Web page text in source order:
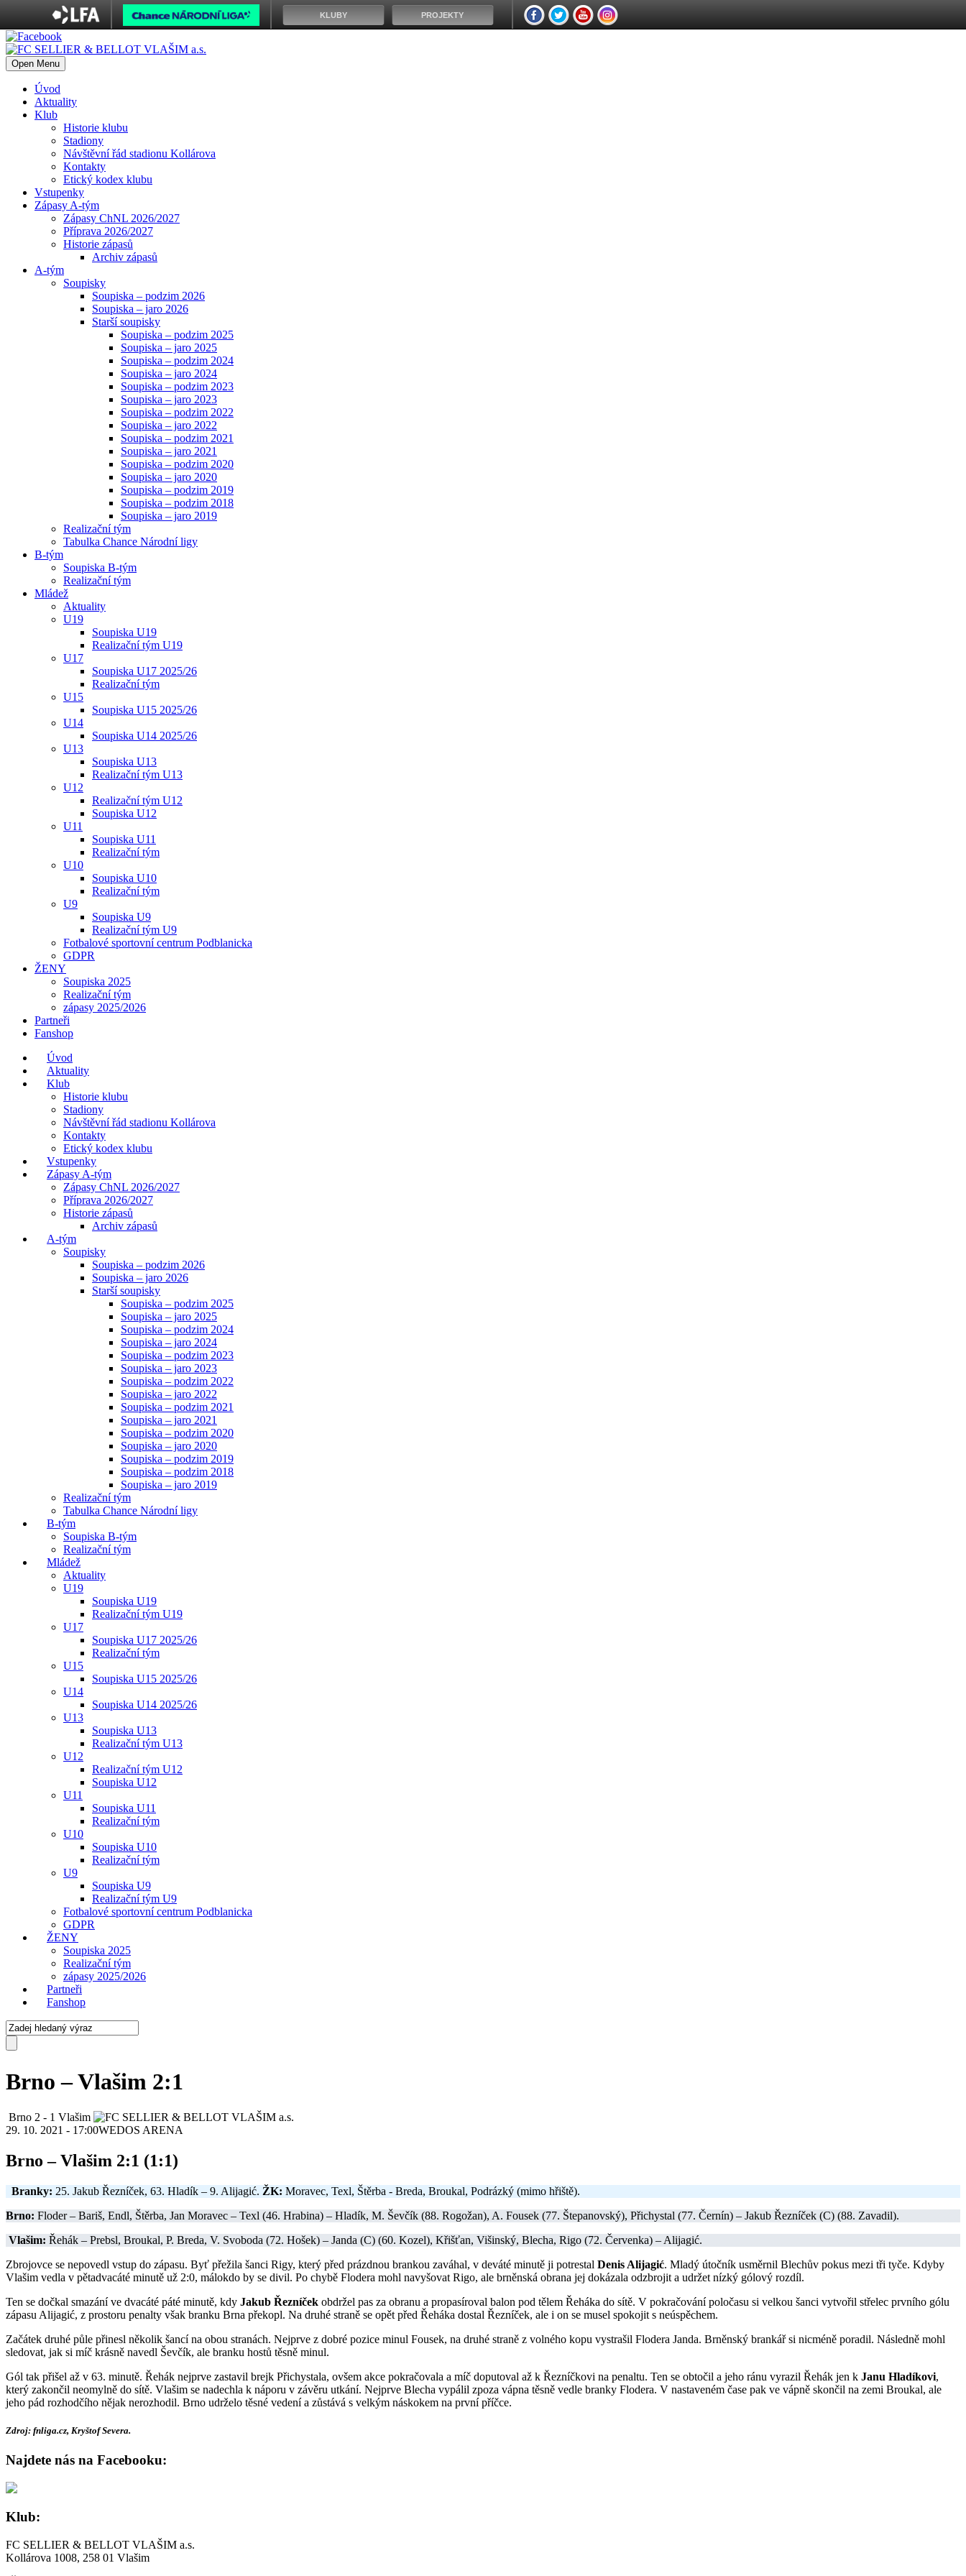
Open Menu
Úvod
Aktuality
Klub
Historie klubu
Stadiony
Návštěvní řád stadionu Kollárova
Kontakty
Etický kodex klubu
Vstupenky
Zápasy A-tým
Zápasy ChNL 2026/2027
Příprava 2026/2027
Historie zápasů
Archiv zápasů
A-tým
Soupisky
Soupiska – podzim 2026
Soupiska – jaro 2026
Starší soupisky
Soupiska – podzim 2025
Soupiska – jaro 2025
Soupiska – podzim 2024
Soupiska – jaro 2024
Soupiska – podzim 2023
Soupiska – jaro 2023
Soupiska – podzim 2022
Soupiska – jaro 2022
Soupiska – podzim 2021
Soupiska – jaro 2021
Soupiska – podzim 2020
Soupiska – jaro 2020
Soupiska – podzim 2019
Soupiska – podzim 2018
Soupiska – jaro 2019
Realizační tým
Tabulka Chance Národní ligy
B-tým
Soupiska B-tým
Realizační tým
Mládež
Aktuality
U19
Soupiska U19
Realizační tým U19
U17
Soupiska U17 2025/26
Realizační tým
U15
Soupiska U15 2025/26
U14
Soupiska U14 2025/26
U13
Soupiska U13
Realizační tým U13
U12
Realizační tým U12
Soupiska U12
U11
Soupiska U11
Realizační tým
U10
Soupiska U10
Realizační tým
U9
Soupiska U9
Realizační tým U9
Fotbalové sportovní centrum Podblanicka
GDPR
ŽENY
Soupiska 2025
Realizační tým
zápasy 2025/2026
Partneři
Fanshop
Úvod
Aktuality
Klub
Historie klubu
Stadiony
Návštěvní řád stadionu Kollárova
Kontakty
Etický kodex klubu
Vstupenky
Zápasy A-tým
Zápasy ChNL 2026/2027
Příprava 2026/2027
Historie zápasů
Archiv zápasů
A-tým
Soupisky
Soupiska – podzim 2026
Soupiska – jaro 2026
Starší soupisky
Soupiska – podzim 2025
Soupiska – jaro 2025
Soupiska – podzim 2024
Soupiska – jaro 2024
Soupiska – podzim 2023
Soupiska – jaro 2023
Soupiska – podzim 2022
Soupiska – jaro 2022
Soupiska – podzim 2021
Soupiska – jaro 2021
Soupiska – podzim 2020
Soupiska – jaro 2020
Soupiska – podzim 2019
Soupiska – podzim 2018
Soupiska – jaro 2019
Realizační tým
Tabulka Chance Národní ligy
B-tým
Soupiska B-tým
Realizační tým
Mládež
Aktuality
U19
Soupiska U19
Realizační tým U19
U17
Soupiska U17 2025/26
Realizační tým
U15
Soupiska U15 2025/26
U14
Soupiska U14 2025/26
U13
Soupiska U13
Realizační tým U13
U12
Realizační tým U12
Soupiska U12
U11
Soupiska U11
Realizační tým
U10
Soupiska U10
Realizační tým
U9
Soupiska U9
Realizační tým U9
Fotbalové sportovní centrum Podblanicka
GDPR
ŽENY
Soupiska 2025
Realizační tým
zápasy 2025/2026
Partneři
Fanshop
Brno – Vlašim 2:1
Brno 2 - 1 Vlašim
29. 10. 2021 - 17:00WEDOS ARENA
Brno – Vlašim 2:1 (1:1)
Branky: 25. Jakub Řezníček, 63. Hladík – 9. Alijagić. ŽK: Moravec, Texl, Štěrba - Breda, Broukal, Podrázký (mimo hřiště).
Brno: Floder – Bariš, Endl, Štěrba, Jan Moravec – Texl (46. Hrabina) – Hladík, M. Ševčík (88. Rogožan), A. Fousek (77. Štepanovský), Přichystal (77. Černín) – Jakub Řezníček (C) (88. Zavadil).
Vlašim: Řehák – Prebsl, Broukal, P. Breda, V. Svoboda (72. Hošek) – Janda (C) (60. Kozel), Křišťan, Višinský, Blecha, Rigo (72. Červenka) – Alijagić.
Zbrojovce se nepovedl vstup do zápasu. Byť přežila šanci Rigy, který před prázdnou brankou zaváhal, v deváté minutě ji potrestal Denis Alijagić. Mladý útočník usměrnil Blechův pokus mezi tři tyče. Kdyby
Vlašim vedla v pětadvacáté minutě už 2:0, málokdo by se divil. Po chybě Flodera mohl navyšovat Rigo, ale brněnská obrana jej dokázala odzbrojit a udržet nízký gólový rozdíl.
Ten se dočkal smazání ve dvacáté páté minutě, kdy Jakub Řezníček obdržel pas za obranu a propasíroval balon pod tělem Řeháka do sítě. V pokračování poločasu si velkou šanci vytvořil střelec prvního gólu
zápasu Alijagić, z prostoru penalty však branku Brna překopl. Na druhé straně se opět před Řeháka dostal Řezníček, ale i on se musel spokojit s neúspěchem.
Začátek druhé půle přinesl několik šancí na obou stranách. Nejprve z dobré pozice minul Fousek, na druhé straně z volného kopu vystrašil Flodera Janda. Brněnský brankář si nicméně poradil. Následně mohl
sledovat, jak si míč krásně navedl Ševčík, ale branku hostů těsně minul.
Gól tak přišel až v 63. minutě. Řehák nejprve zastavil brejk Přichystala, ovšem akce pokračovala a míč doputoval až k Řezníčkovi na penaltu. Ten se obtočil a jeho ránu vyrazil Řehák jen k Janu Hladíkovi,
který zakončil neomylně do sítě. Vlašim se nadechla k náporu v závěru utkání. Nejprve Blecha vypálil zpoza vápna těsně vedle branky Flodera. V nastaveném čase pak ve vápně skončil na zemi Broukal, ale
jeho pád rozhodčího nějak nerozhodil. Brno udrželo těsné vedení a zůstává s velkým náskokem na první příčce.
Zdroj: fnliga.cz, Kryštof Severa.
Najdete nás na Facebooku:
Klub:
FC SELLIER & BELLOT VLAŠIM a.s.
Kollárova 1008, 258 01 Vlašim
KLUBY PROJEKTY